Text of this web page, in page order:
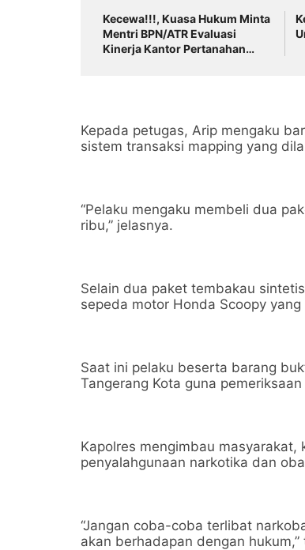
Kecewa!!!, Kuasa Hukum Minta
Mentri BPN/ATR Evaluasi
Kinerja Kantor Pertanahan
Kepada petugas, Arip mengaku
sistem transaksi mapping yang
“Pelaku mengaku membeli dua
ribu,” jelasnya.
Selain dua paket tembakau
sepeda motor Honda Scoopy
Saat ini pelaku beserta barang
Tangerang Kota guna
Kapolres mengimbau
penyalahgunaan narkotika dan
“Jangan coba-coba terlibat
akan berhadapan dengan hukum,”